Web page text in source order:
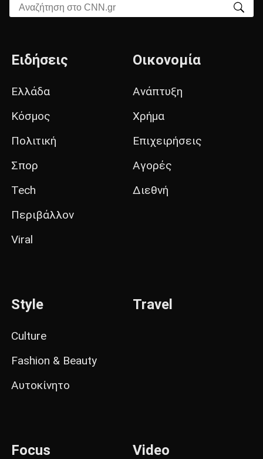
Αναζήτηση στο CNN.gr
Ειδήσεις
Ελλάδα
Κόσμος
Πολιτική
Σπορ
Tech
Περιβάλλον
Viral
Οικονομία
Ανάπτυξη
Χρήμα
Επιχειρήσεις
Αγορές
Διεθνή
Style
Culture
Fashion & Beauty
Αυτοκίνητο
Travel
Focus Video